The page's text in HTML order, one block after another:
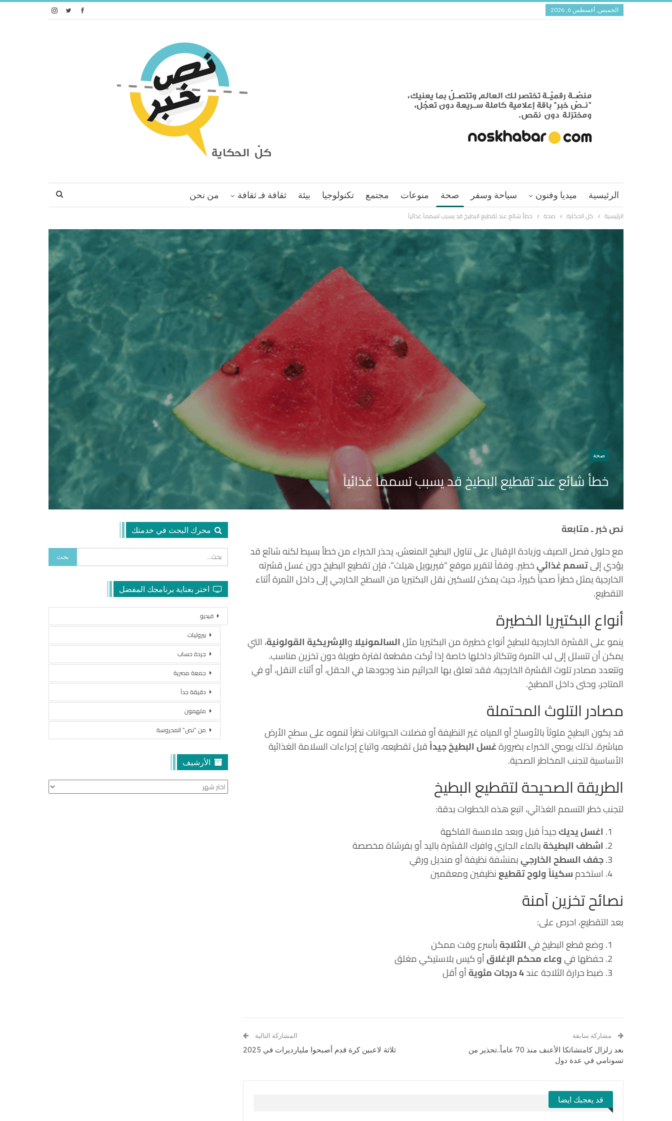
الخميس, أغسطس 6, 2026
الرئيسية ميديا وفنون سياحة وسفر صحة منوعات مجتمع تكنولوجيا بيئة ثقافة فـ ثقافة
من نحن
الرئيسية
كل الحكاية صحة خطأ شائع عند تقطيع البطيخ قد يسبب تسمماً غذائياً
صحة
خطأ شائع عند تقطيع البطيخ قد يسبب تسمماً غذائياً
نص خبر ـ متابعة
مع حلول فصل الصيف وزيادة الإقبال على تناول البطيخ المنعش، يحذر الخبراء من خطأ بسيط لكنه شائع قد
يؤدي إلىتسمم غذائيخطير. وفقاً لتقرير موقع “فيريويل هيلث”، فإن تقطيع البطيخ دون غسل قشرته
الخارجية يمثل خطراً صحياً كبيراً، حيث يمكن للسكين نقل البكتيريا من السطح الخارجي إلى داخل الثمرة أثناء
التقطيع.
أنواع البكتيريا الخطيرة
ينمو على القشرة الخارجية للبطيخ أنواع خطيرة من البكتيريا مثلالسالمونيلاوالإشريكية القولونية، التي
يمكن أن تتسلل إلى لب الثمرة وتتكاثر داخلها خاصة إذا تُركت مقطعة لفترة طويلة دون تخزين مناسب.
وتتعدد مصادر تلوث القشرة الخارجية، فقد تعلق بها الجراثيم منذ وجودها في الحقل، أو أثناء النقل، أو في
المتاجر، وحتى داخل المطبخ.
مصادر التلوث المحتملة
قد يكون البطيخ ملوثاً بالأوساخ أو المياه غير النظيفة أو فضلات الحيوانات نظراً لنموه على سطح الأرض
مباشرة. لذلك يوصي الخبراء بضرورةغسل البطيخ جيداًقبل تقطيعه، واتباع إجراءات السلامة الغذائية
الأساسية لتجنب المخاطر الصحية.
الطريقة الصحيحة لتقطيع البطيخ
لتجنب خطر التسمم الغذائي، اتبع هذه الخطوات بدقة:
اغسل يديكجيداً قبل وبعد ملامسة الفاكهة
اشطف البطيخةبالماء الجاري وافرك القشرة باليد أو بفرشاة مخصصة
جفف السطح الخارجيبمنشفة نظيفة أو منديل ورقي
استخدمسكيناً ولوح تقطيعنظيفين ومعقمين
نصائح تخزين آمنة
بعد التقطيع، احرص على:
وضع قطع البطيخ فيالثلاجةبأسرع وقت ممكن
حفظها فيوعاء محكم الإغلاقأو كيس بلاستيكي مغلق
ضبط حرارة الثلاجة عند4 درجات مئوية أو أقل
مشاركة سابقة
بعد زلزال كامتشاتكا الأعنف منذ 70 عاماً..تحذير من
تسونامي في عدة دول
المشاركة التالية
ثلاثة لاعبين كرة قدم أصبحوا مليارديرات في 2025
قد يعجبك ايضا
محرك البحث في خدمتك
اختر بعناية برنامجك المفضل
فيديو
بيروتيات
جردة حساب
جمعة مصرية
دقيقة جداً
ملهمون
من “نص” المحروسة
الأرشيف
الأرشيف